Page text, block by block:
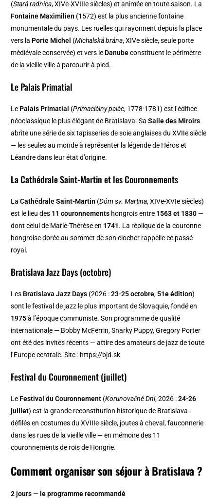
(Stará radnica, XIVe-XVIIIe siècles) et animée en toute saison. La
Fontaine Maximilien (1572) est la plus ancienne fontaine
monumentale du pays. Les ruelles qui rayonnent depuis la place
vers la Porte Michel (Michalská brána, XIVe siècle, seule porte
médiévale conservée) et vers le Danubeconstituent le périmètre
de la vieille ville à parcourir à pied.
Le Palais Primatial
Le Palais Primatial (Primaciálny palác, 1778-1781) est l’édifice
néoclassique le plus élégant de Bratislava. SaSalle des Miroirs
abrite une série de six tapisseries de soie anglaises du XVIIe siècle
— les seules au monde à représenter la légende de Héros et
Léandre dans leur état d’origine.
La Cathédrale Saint-Martin et les Couronnements
LaCathédrale Saint-Martin (Dóm sv. Martina, XIVe-XVIe siècles)
est le lieu des 11 couronnements hongrois entre 1563 et 1830 —
dont celui de Marie-Thérèse en 1741. La réplique de la couronne
hongroise dorée au sommet de son clocher rappelle ce passé
royal.
Bratislava Jazz Days (octobre)
Les Bratislava Jazz Days (2026 :23-25 octobre, 51e édition)
sont le festival de jazz le plus important de Slovaquie, fondé en
1975à l’époque communiste. Son programme de qualité
internationale — Bobby McFerrin, Snarky Puppy, Gregory Porter
ont été des invités récents — attire des amateurs de jazz de toute
l’Europe centrale. Site : https://bjd.sk
Festival du Couronnement (juillet)
Le Festival du Couronnement (Korunovačné Dni, 2026 :24-26
juillet) est la grande reconstitution historique de Bratislava :
défilés en costumes du XVIIIe siècle, joutes à cheval, fauconnerie
dans les rues de la vieille ville — en mémoire des 11
couronnements de rois de Hongrie.
Comment organiser son séjour à Bratislava ?
2 jours — le programme recommandé